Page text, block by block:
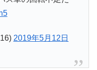
2019年5月12日